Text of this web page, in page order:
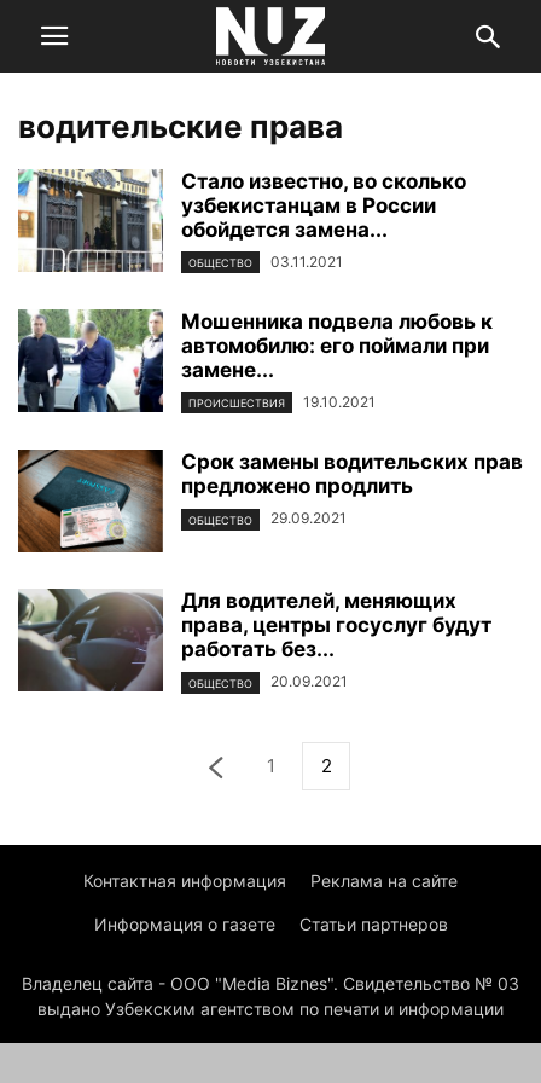
водительские права
Стало известно, во сколько
узбекистанцам в России
обойдется замена...
ОБЩЕСТВО 03.11.2021
Мошенника подвела любовь к
автомобилю: его поймали при
замене...
ПРОИСШЕСТВИЯ 19.10.2021
Срок замены водительских прав
предложено продлить
ОБЩЕСТВО 29.09.2021
Для водителей, меняющих
права, центры госуслуг будут
работать без...
ОБЩЕСТВО 20.09.2021
1 2
Контактная информация Реклама на сайте
Информация о газете Статьи партнеров
Владелец сайта - ООО "Media Biznes". Свидетельство № 03
выдано Узбекским агентством по печати и информации